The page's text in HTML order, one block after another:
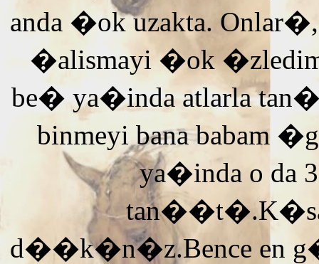
anda �ok uzakta.
�alismayi �ok
be� ya�inda atlarla
binmeyi bana babam
ya�inda o da
d��k�n�z.Bence en